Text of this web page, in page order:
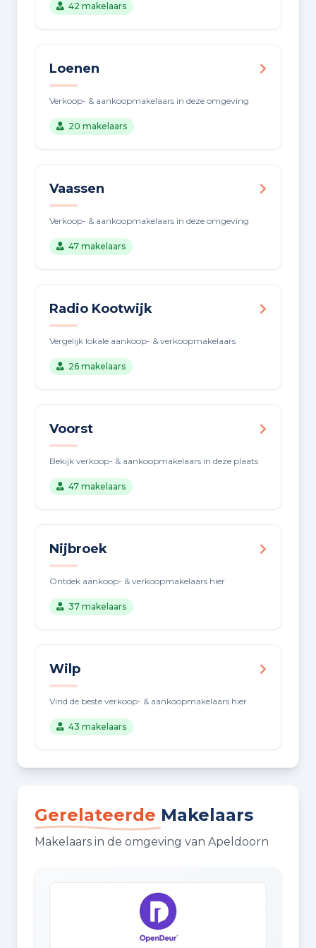
42 makelaars
Loenen
Verkoop- & aankoopmakelaars in deze omgeving
20 makelaars
Vaassen
Verkoop- & aankoopmakelaars in deze omgeving
47 makelaars
Radio Kootwijk
Vergelijk lokale aankoop- & verkoopmakelaars
26 makelaars
Voorst
Bekijk verkoop- & aankoopmakelaars in deze plaats
47 makelaars
Nijbroek
Ontdek aankoop- & verkoopmakelaars hier
37 makelaars
Wilp
Vind de beste verkoop- & aankoopmakelaars hier
43 makelaars
Gerelateerde Makelaars
Makelaars in de omgeving van Apeldoorn